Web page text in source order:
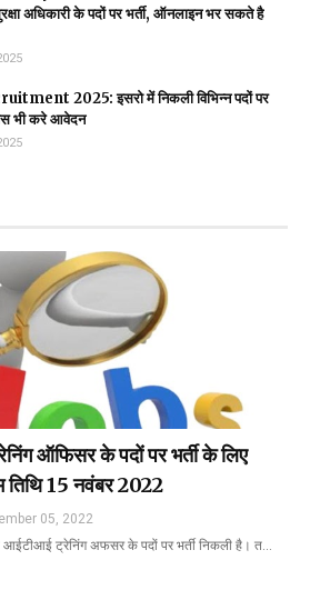
अधिकारी के पदों पर भर्ती, ऑनलाइन भर सकते है
2025: इसरो में निकली विभिन्न पदों पर
भी करे आवेदन
ऑफिसर के पदों पर भर्ती के लिए
15 नवंबर 2022
05, 2022
आईटीआई ट्रेनिंग अफसर के पदों पर भर्ती निकली है। त…